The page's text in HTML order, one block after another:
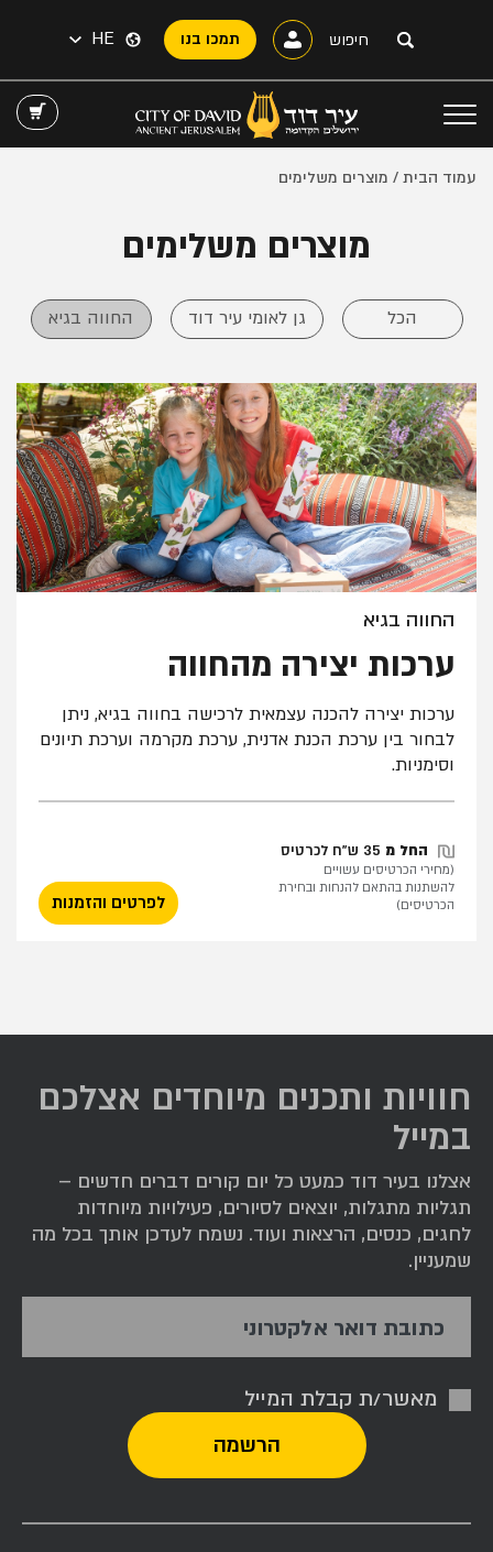
תמכו בנו HE
עמוד הבית / מוצרים משלימים
מוצרים משלימים
הכל גן לאומי עיר דוד החווה בגיא
החווה בגיא
ערכות יצירה מהחווה
ערכות יצירה להכנה עצמאית לרכישה בחווה בגיא, ניתן
לבחור בין ערכת הכנת אדנית, ערכת מקרמה וערכת תיונים
וסימניות.
החל מ
(מחירי הכרטיסים עשויים
להשתנות בהתאם להנחות ובחירת
הכרטיסים)
לפרטים והזמנות
חוויות ותכנים מיוחדים אצלכם
במייל
אצלנו בעיר דוד כמעט כל יום קורים דברים חדשים –
תגליות מתגלות, יוצאים לסיורים, פעילויות מיוחדות
לחגים, כנסים, הרצאות ועוד. נשמח לעדכן אותך בכל מה
שמעניין.
כתובת דואר אלקטרוני
מאשר/ת קבלת המייל